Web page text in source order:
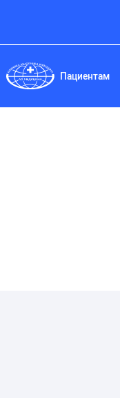
Пациентам